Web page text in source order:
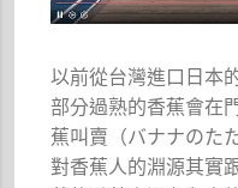
以前從台灣進口日本
部分過熟的香蕉會在
蕉叫賣（バナナのた
對香蕉人的淵源其實